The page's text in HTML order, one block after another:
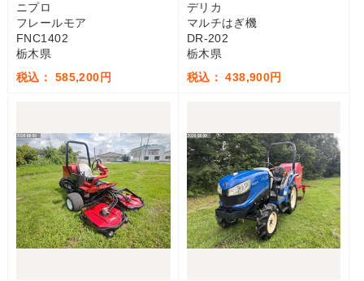
ニプロ
フレールモア
FNC1402
栃木県
税込： 585,200円
デリカ
マルチはぎ機
DR-202
栃木県
税込： 438,900円